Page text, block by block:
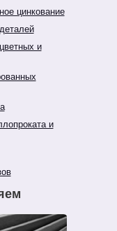
цинкование
и
и